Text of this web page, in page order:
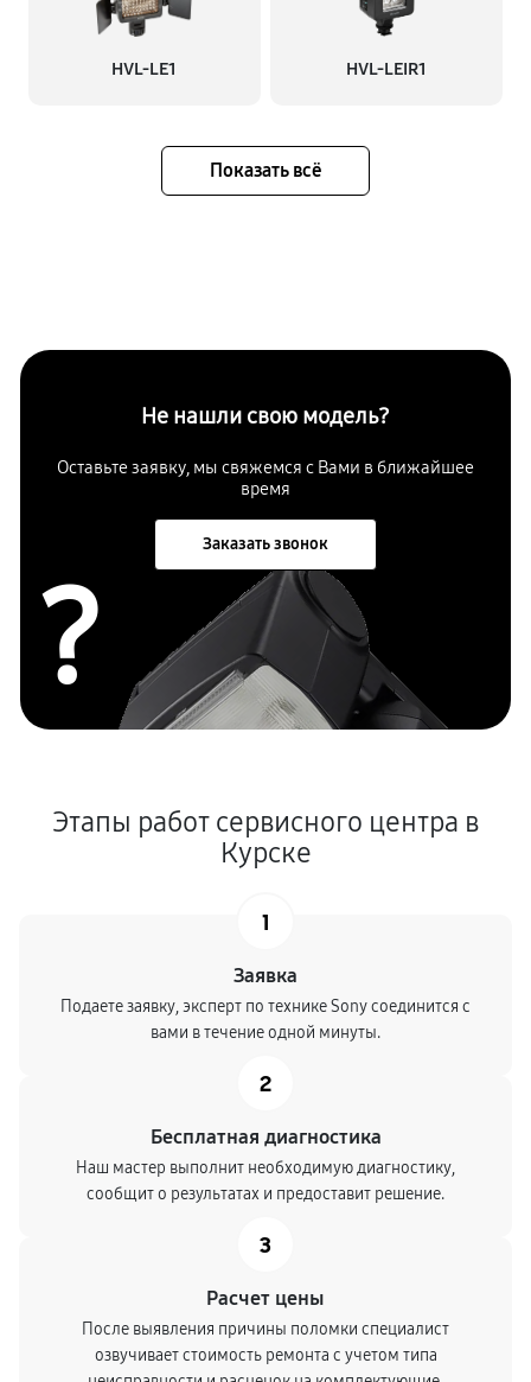
HVL-LE1 HVL-LEIR1
Показать всё
Не нашли свою модель?
Оставьте заявку, мы свяжемся с Вами в ближайшее
время
Заказать звонок
?
Этапы работ сервисного центра в
Курске
1
Заявка
Подаете заявку, эксперт по технике Sony соединится с
вами в течение одной минуты.
2
Бесплатная диагностика
Наш мастер выполнит необходимую диагностику,
сообщит о результатах и предоставит решение.
3
Расчет цены
После выявления причины поломки специалист
озвучивает стоимость ремонта с учетом типа